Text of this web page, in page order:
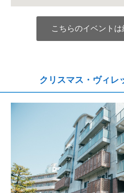
こちらのイベント
クリスマス・ヴィレ